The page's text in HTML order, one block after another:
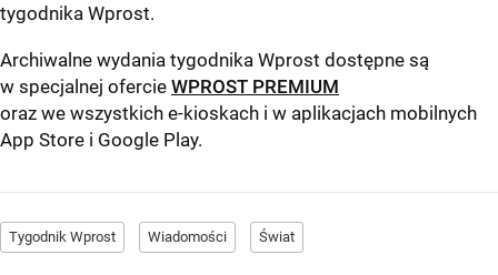
tygodnika Wprost.
Archiwalne wydania tygodnika Wprost dostępne są
w specjalnej ofercie WPROST PREMIUM
oraz we wszystkich e-kioskach i w aplikacjach mobilnych
App Store i Google Play.
Tygodnik Wprost Wiadomości Świat